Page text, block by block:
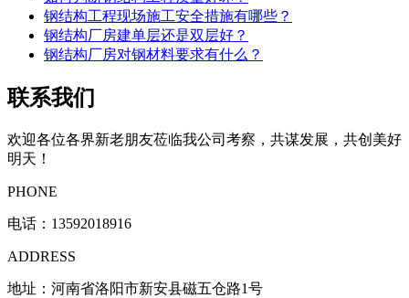
钢结构工程现场施工安全措施有哪些？
钢结构厂房建单层还是双层好？
钢结构厂房对钢材料要求有什么？
联系我们
欢迎各位各界新老朋友莅临我公司考察，共谋发展，共创美好
明天！
PHONE
电话： 13592018916
ADDRESS
地址：河南省洛阳市新安县磁五仓路1号